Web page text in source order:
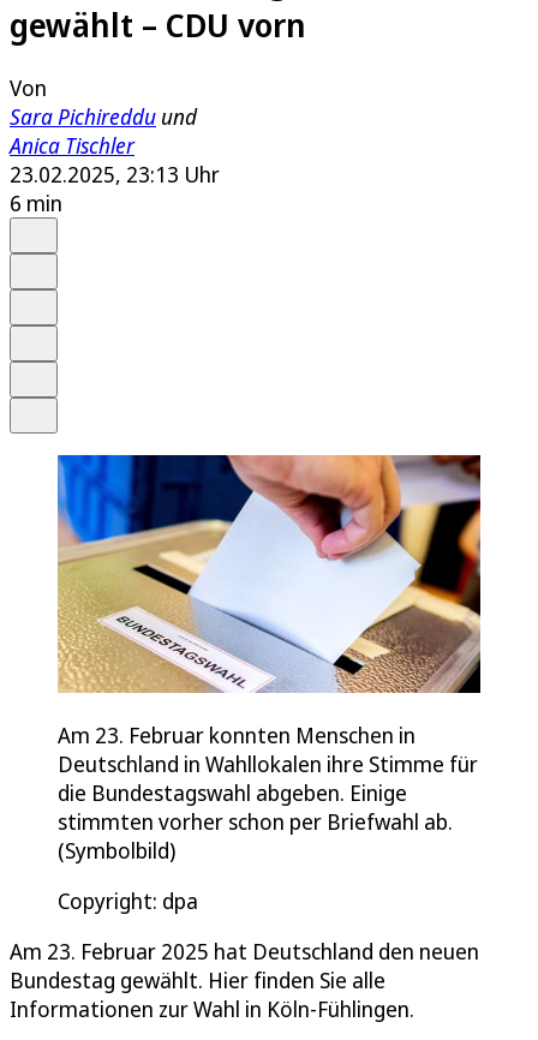
gewählt – CDU vorn
Von
Sara Pichireddu und
Anica Tischler
23.02.2025, 23:13 Uhr
6 min
Am 23. Februar konnten Menschen in
Deutschland in Wahllokalen ihre Stimme für
die Bundestagswahl abgeben. Einige
stimmten vorher schon per Briefwahl ab.
(Symbolbild)
Copyright: dpa
Am 23. Februar 2025 hat Deutschland den neuen
Bundestag gewählt. Hier finden Sie alle
Informationen zur Wahl in Köln-Fühlingen.